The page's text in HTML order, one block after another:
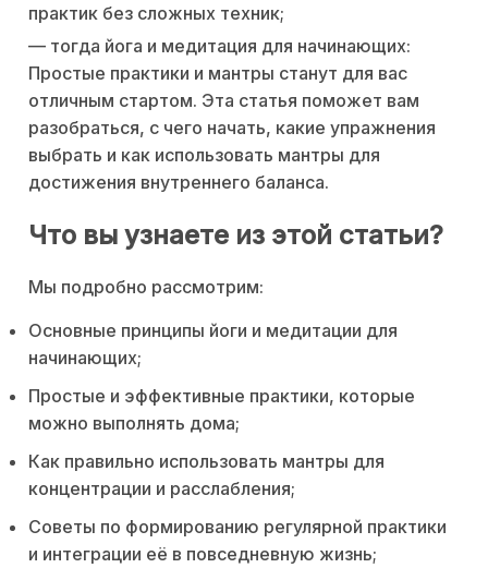
практик без сложных техник;
— тогда йога и медитация для начинающих:
Простые практики и мантры станут для вас
отличным стартом. Эта статья поможет вам
разобраться, с чего начать, какие упражнения
выбрать и как использовать мантры для
достижения внутреннего баланса.
Что вы узнаете из этой статьи?
Мы подробно рассмотрим:
Основные принципы йоги и медитации для
начинающих;
Простые и эффективные практики, которые
можно выполнять дома;
Как правильно использовать мантры для
концентрации и расслабления;
Советы по формированию регулярной практики
и интеграции её в повседневную жизнь;